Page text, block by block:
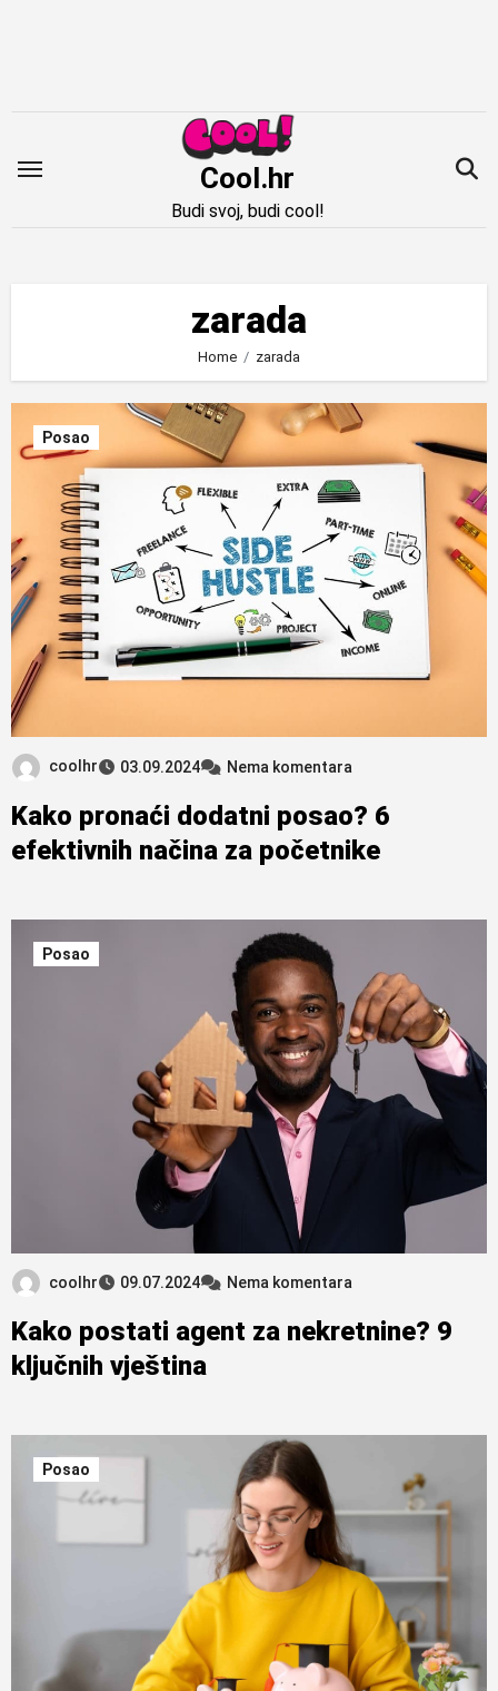
Cool.hr
Budi svoj, budi cool!
zarada
Home zarada
Posao
coolhr 03.09.2024 Nema komentara
Kako pronaći dodatni posao? 6
efektivnih načina za početnike
Posao
coolhr 09.07.2024 Nema komentara
Kako postati agent za nekretnine? 9
ključnih vještina
Posao